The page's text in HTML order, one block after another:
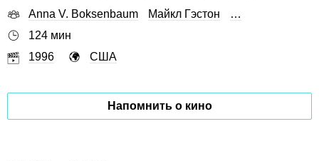
Anna V. Boksenbaum
Майкл Гэстон
…
124 мин
1996
США
Напомнить о кино